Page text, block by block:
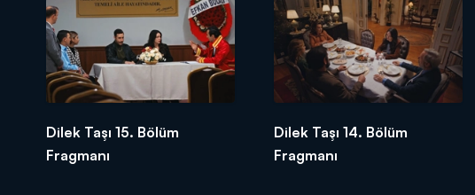
Dilek Taşı 15. Bölüm
Fragmanı
Dilek Taşı 14. Bölüm
Fragmanı